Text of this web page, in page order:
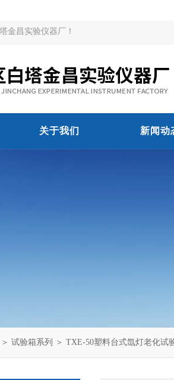
金昌实验仪器厂！
关于我们 新闻动
试验箱系列 ＞ TXE-50塑料台式氙灯老化试